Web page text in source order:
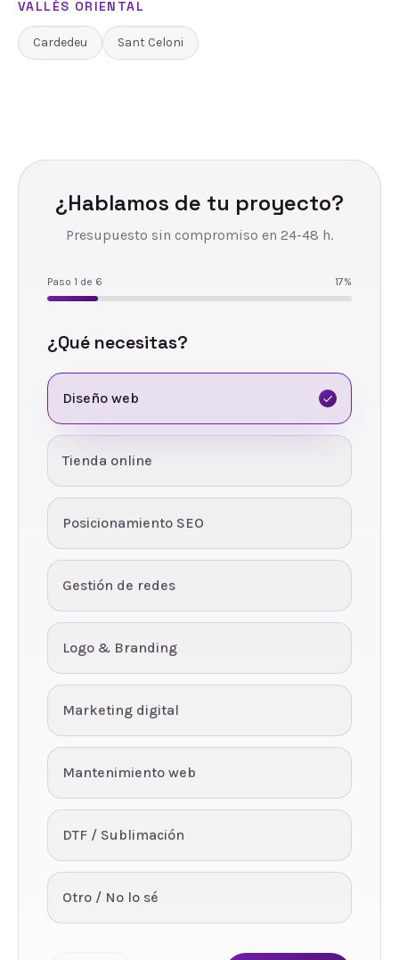
VALLÈS ORIENTAL
Cardedeu Sant Celoni
¿Hablamos de tu proyecto?
Presupuesto sin compromiso en 24-48 h.
Paso 1 de 6 17%
¿Qué necesitas?
Diseño web
Tienda online
Posicionamiento SEO
Gestión de redes
Logo & Branding
Marketing digital
Mantenimiento web
DTF / Sublimación
Otro / No lo sé